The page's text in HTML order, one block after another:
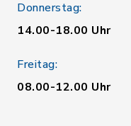
Donnerstag:
14.00-18.00 Uhr
Freitag:
08.00-12.00 Uhr